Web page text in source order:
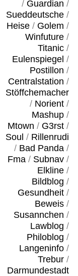
/ Guardian /
Sueddeutsche/
Heise/ Golem /
Winfuture/
Titanic/
Eulenspiegel /
Postillon /
Centralstation /
Stöffchemacher
/ Norient/
Mashup/
Mtown / G3rst/
Soul / Rillenrudi
/ Bad Panda/
Fma/ Subnav/
Elkline/
Bildblog /
Gesundheit/
Beweis/
Susannchen /
Lawblog /
Philoblog /
Langeninfo/
Trebur/
Darmundestadt